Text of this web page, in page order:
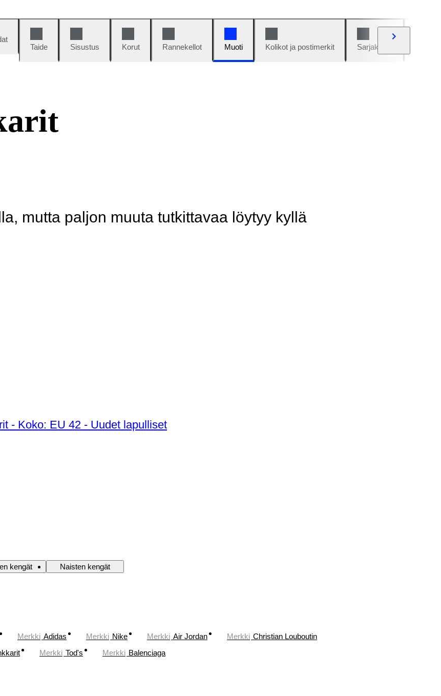
Taide
Sisustus Korut Rannekellot Muoti Kolikot ja postimerkit Sarjakuvat
mutta paljon muuta tutkittavaa löytyy kyllä
- Koko: EU 42 - Uudet lapulliset
kengät Naisten kengät
Merkki Adidas Merkki Nike Merkki Air Jordan Merkki Christian Louboutin
Merkki Tod's Merkki Balenciaga